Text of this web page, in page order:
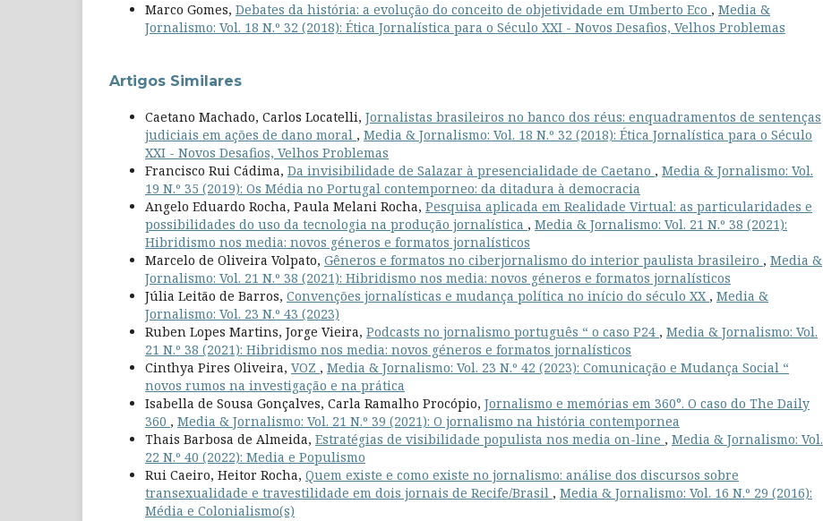
Marco Gomes, Debates da história: a evolução do conceito de objetividade em Umberto Eco , Media &
Jornalismo: Vol. 18 N.º 32 (2018): Ética Jornalística para o Século XXI - Novos Desafios, Velhos Problemas
Artigos Similares
Caetano Machado, Carlos Locatelli, Jornalistas brasileiros no banco dos réus: enquadramentos de sentenças
judiciais em ações de dano moral , Media & Jornalismo: Vol. 18 N.º 32 (2018): Ética Jornalística para o Século
XXI - Novos Desafios, Velhos Problemas
Francisco Rui Cádima, Da invisibilidade de Salazar à presencialidade de Caetano , Media & Jornalismo: Vol.
19 N.º 35 (2019): Os Média no Portugal contemporneo: da ditadura à democracia
Angelo Eduardo Rocha, Paula Melani Rocha, Pesquisa aplicada em Realidade Virtual: as particularidades e
possibilidades do uso da tecnologia na produção jornalística , Media & Jornalismo: Vol. 21 N.º 38 (2021):
Hibridismo nos media: novos géneros e formatos jornalísticos
Marcelo de Oliveira Volpato, Gêneros e formatos no ciberjornalismo do interior paulista brasileiro , Media &
Jornalismo: Vol. 21 N.º 38 (2021): Hibridismo nos media: novos géneros e formatos jornalísticos
Júlia Leitão de Barros, Convenções jornalísticas e mudança política no início do século XX , Media &
Jornalismo: Vol. 23 N.º 43 (2023)
Ruben Lopes Martins, Jorge Vieira, Podcasts no jornalismo português “ o caso P24 , Media & Jornalismo: Vol.
21 N.º 38 (2021): Hibridismo nos media: novos géneros e formatos jornalísticos
Cinthya Pires Oliveira, VOZ , Media & Jornalismo: Vol. 23 N.º 42 (2023): Comunicação e Mudança Social “
novos rumos na investigação e na prática
Isabella de Sousa Gonçalves, Carla Ramalho Procópio, Jornalismo e memórias em 360°. O caso do The Daily
360 , Media & Jornalismo: Vol. 21 N.º 39 (2021): O jornalismo na história contempornea
Thais Barbosa de Almeida, Estratégias de visibilidade populista nos media on-line , Media & Jornalismo: Vol.
22 N.º 40 (2022): Media e Populismo
Rui Caeiro, Heitor Rocha, Quem existe e como existe no jornalismo: análise dos discursos sobre
transexualidade e travestilidade em dois jornais de Recife/Brasil , Media & Jornalismo: Vol. 16 N.º 29 (2016):
Média e Colonialismo(s)